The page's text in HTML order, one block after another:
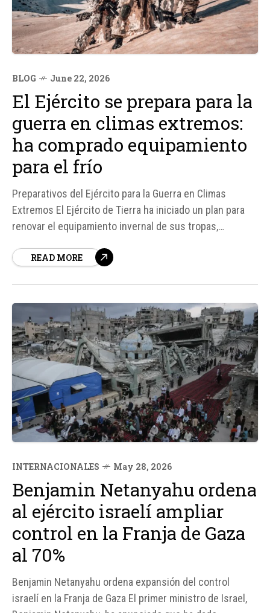
BLOG June 22, 2026
El Ejército se prepara para la
guerra en climas extremos:
ha comprado equipamiento
para el frío
Preparativos del Ejército para la Guerra en Climas
Extremos El Ejército de Tierra ha iniciado un plan para
renovar el equipamiento invernal de sus tropas,
desplegado en el flanco este de Europa. Según fuentes,
READ MORE
INTERNACIONALES May 28, 2026
Benjamin Netanyahu ordena
al ejército israelí ampliar
control en la Franja de Gaza
al 70%
Benjamin Netanyahu ordena expansión del control
israelí en la Franja de Gaza El primer ministro de Israel,